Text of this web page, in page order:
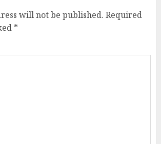
will not be published. Required
*